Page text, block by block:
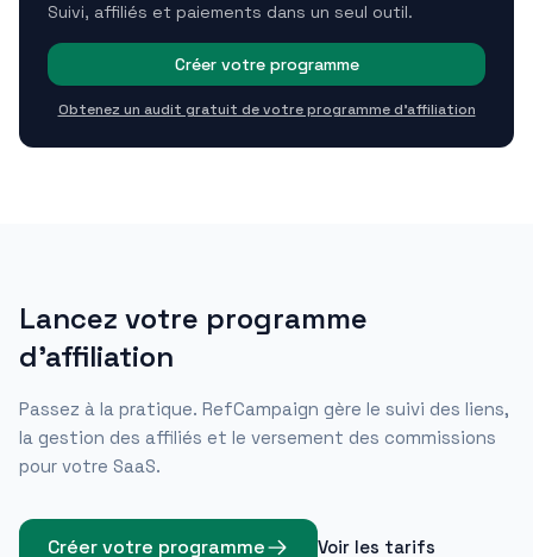
Suivi, affiliés et paiements dans un seul outil.
Créer votre programme
Obtenez un audit gratuit de votre programme d'affiliation
Lancez votre programme
d'affiliation
Passez à la pratique. RefCampaign gère le suivi des liens,
la gestion des affiliés et le versement des commissions
pour votre SaaS.
Créer votre programme
Voir les tarifs